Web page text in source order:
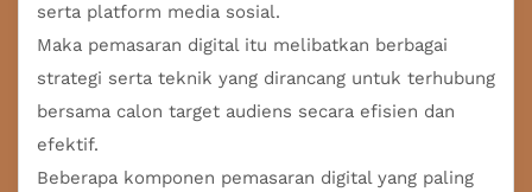
serta platform media sosial.
Maka pemasaran digital itu melibatkan berbagai
strategi serta teknik yang dirancang untuk terhubung
bersama calon target audiens secara efisien dan
efektif.
Beberapa komponen pemasaran digital yang paling